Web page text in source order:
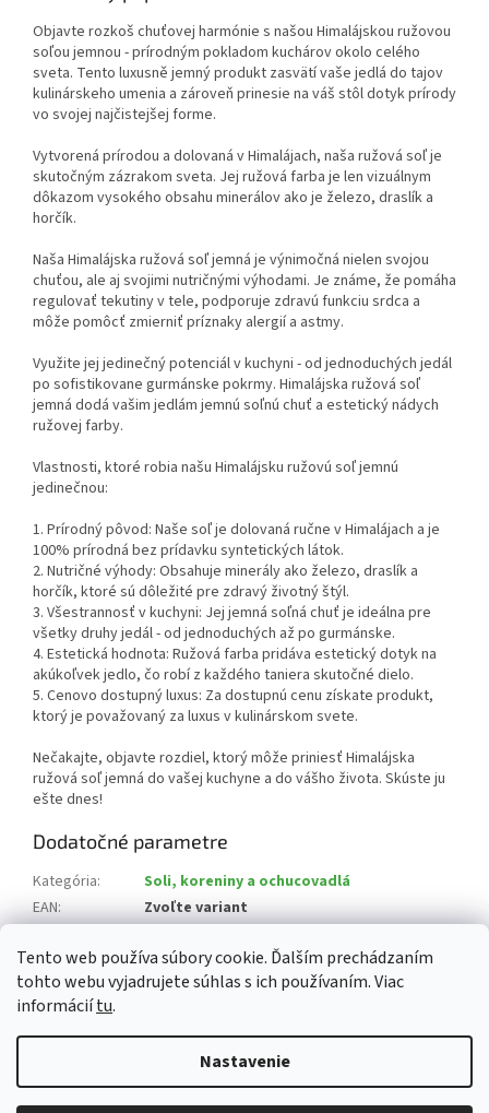
Tento web používa súbory cookie. Ďalším prechádzaním
tohto webu vyjadrujete súhlas s ich používaním. Viac
informáciítu.
Nastavenie
Objavte rozkoš chuťovej harmónie s našou Himalájskou ružovou
soľou jemnou - prírodným pokladom kuchárov okolo celého
sveta. Tento luxusně jemný produkt zasvätí vaše jedlá do tajov
kulinárskeho umenia a zároveň prinesie na váš stôl dotyk prírody
vo svojej najčistejšej forme.
Vytvorená prírodou a dolovaná v Himalájach, naša ružová soľ je
skutočným zázrakom sveta. Jej ružová farba je len vizuálnym
dôkazom vysokého obsahu minerálov ako je železo, draslík a
horčík.
Naša Himalájska ružová soľ jemná je výnimočná nielen svojou
chuťou, ale aj svojimi nutričnými výhodami. Je známe, že pomáha
regulovať tekutiny v tele, podporuje zdravú funkciu srdca a
môže pomôcť zmierniť príznaky alergií a astmy.
Využite jej jedinečný potenciál v kuchyni - od jednoduchých jedál
po sofistikovane gurmánske pokrmy. Himalájska ružová soľ
jemná dodá vašim jedlám jemnú soľnú chuť a estetický nádych
ružovej farby.
Vlastnosti, ktoré robia našu Himalájsku ružovú soľ jemnú
jedinečnou:
1. Prírodný pôvod: Naše soľ je dolovaná ručne v Himalájach a je
100% prírodná bez prídavku syntetických látok.
2. Nutričné výhody: Obsahuje minerály ako železo, draslík a
horčík, ktoré sú dôležité pre zdravý životný štýl.
3. Všestrannosť v kuchyni: Jej jemná soľná chuť je ideálna pre
všetky druhy jedál - od jednoduchých až po gurmánske.
4. Estetická hodnota: Ružová farba pridáva estetický dotyk na
akúkoľvek jedlo, čo robí z každého taniera skutočné dielo.
5. Cenovo dostupný luxus: Za dostupnú cenu získate produkt,
ktorý je považovaný za luxus v kulinárskom svete.
Nečakajte, objavte rozdiel, ktorý môže priniesť Himalájska
ružová soľ jemná do vašej kuchyne a do vášho života. Skúste ju
ešte dnes!
Dodatočné parametre
Kategória:
Soli, koreniny a ochucovadlá
EAN:
Zvoľte variant
Krajina pôvodu: Pakistan
Vytvoril Shoptet